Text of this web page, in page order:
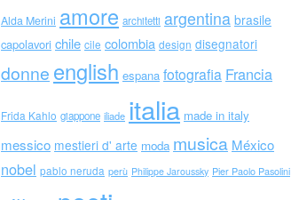
Alda Merini amore architetti argentina brasile
capolavori chile cile colombia design disegnatori
donne english espana fotografia Francia
Frida Kahlo giappone iliade italia made in italy
messico mestieri d' arte moda musica México
nobel pablo neruda perù Philippe Jaroussky Pier Paolo Pasolini